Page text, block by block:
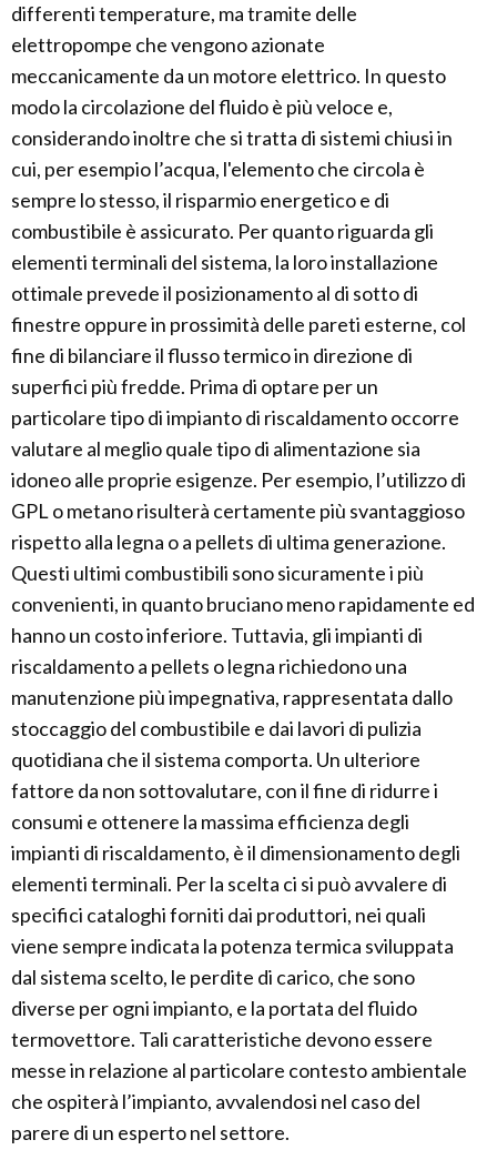
differenti temperature, ma tramite delle
elettropompe che vengono azionate
meccanicamente da un motore elettrico. In questo
modo la circolazione del fluido è più veloce e,
considerando inoltre che si tratta di sistemi chiusi in
cui, per esempio l’acqua, l'elemento che circola è
sempre lo stesso, il risparmio energetico e di
combustibile è assicurato. Per quanto riguarda gli
elementi terminali del sistema, la loro installazione
ottimale prevede il posizionamento al di sotto di
finestre oppure in prossimità delle pareti esterne, col
fine di bilanciare il flusso termico in direzione di
superfici più fredde. Prima di optare per un
particolare tipo di impianto di riscaldamento occorre
valutare al meglio quale tipo di alimentazione sia
idoneo alle proprie esigenze. Per esempio, l’utilizzo di
GPL o metano risulterà certamente più svantaggioso
rispetto alla legna o a pellets di ultima generazione.
Questi ultimi combustibili sono sicuramente i più
convenienti, in quanto bruciano meno rapidamente ed
hanno un costo inferiore. Tuttavia, gli impianti di
riscaldamento a pellets o legna richiedono una
manutenzione più impegnativa, rappresentata dallo
stoccaggio del combustibile e dai lavori di pulizia
quotidiana che il sistema comporta. Un ulteriore
fattore da non sottovalutare, con il fine di ridurre i
consumi e ottenere la massima efficienza degli
impianti di riscaldamento, è il dimensionamento degli
elementi terminali. Per la scelta ci si può avvalere di
specifici cataloghi forniti dai produttori, nei quali
viene sempre indicata la potenza termica sviluppata
dal sistema scelto, le perdite di carico, che sono
diverse per ogni impianto, e la portata del fluido
termovettore. Tali caratteristiche devono essere
messe in relazione al particolare contesto ambientale
che ospiterà l’impianto, avvalendosi nel caso del
parere di un esperto nel settore.